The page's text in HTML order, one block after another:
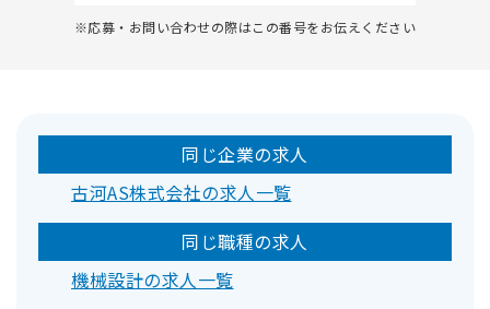
※応募・お問い合わせの際はこの番号をお伝えください
同じ企業の求人
古河AS株式会社の求人一覧
同じ職種の求人
機械設計の求人一覧